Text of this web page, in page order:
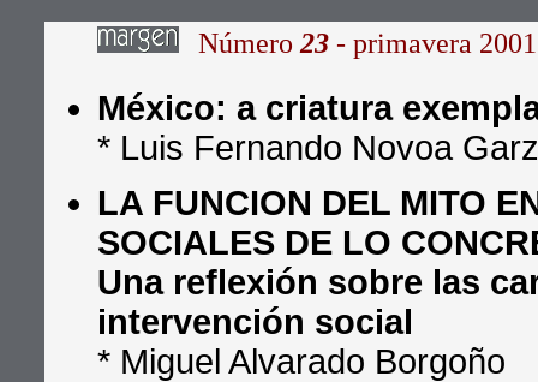
Número 23 - primavera 2001
México: a criatura
* Luis Fernando Novoa
LA FUNCION DEL MITO
SOCIALES DE LO
Una reflexión sobre las
intervención social
* Miguel Alvarado Borgoño